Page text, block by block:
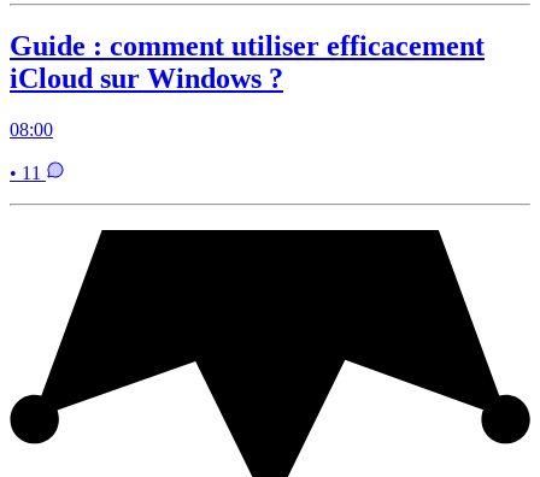
Guide : comment utiliser efficacement
iCloud sur Windows ?
08:00
• 11